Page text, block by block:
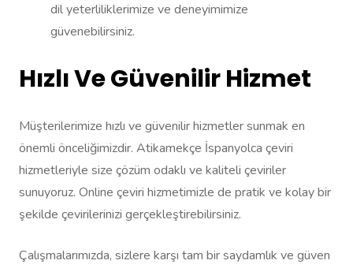
dil yeterliliklerimize ve deneyimimize
güvenebilirsiniz.
Hızlı Ve Güvenilir Hizmet
Müşterilerimize hızlı ve güvenilir hizmetler sunmak en
önemli önceliğimizdir. Atikamekçe İspanyolca çeviri
hizmetleriyle size çözüm odaklı ve kaliteli çeviriler
sunuyoruz. Online çeviri hizmetimizle de pratik ve kolay bir
şekilde çevirilerinizi gerçekleştirebilirsiniz.
Çalışmalarımızda, sizlere karşı tam bir saydamlık ve güven